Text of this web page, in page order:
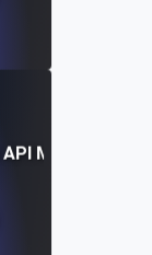
Monitoring